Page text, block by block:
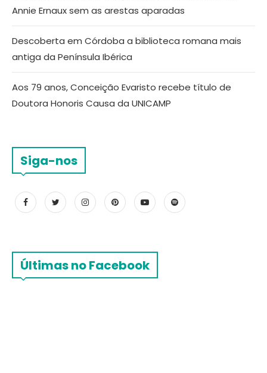
Annie Ernaux sem as arestas aparadas
Descoberta em Córdoba a biblioteca romana mais
antiga da Península Ibérica
Aos 79 anos, Conceição Evaristo recebe título de
Doutora Honoris Causa da UNICAMP
Siga-nos
Últimas no Facebook